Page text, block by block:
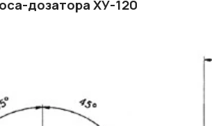
дозатора ХУ-120